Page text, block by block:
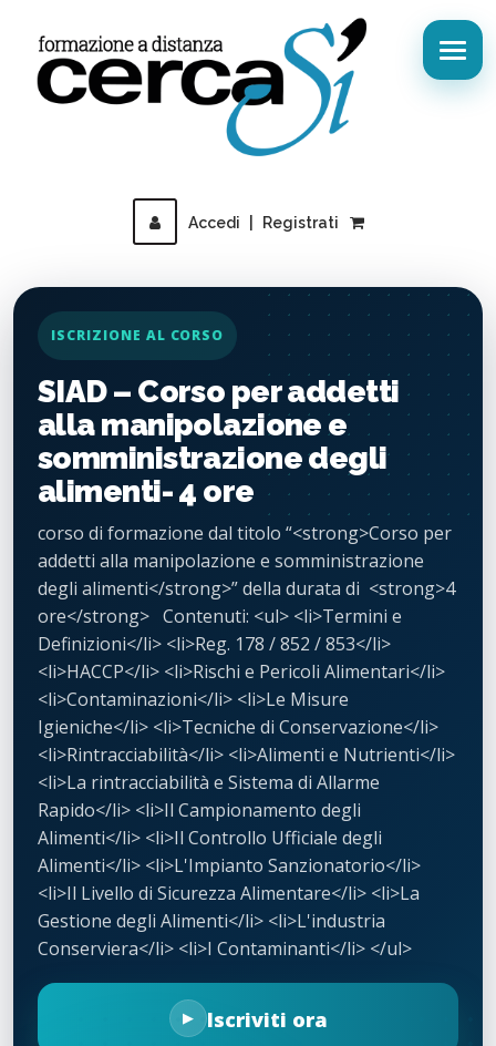
Accedi Registrati
ISCRIZIONE AL CORSO
SIAD – Corso per addetti
alla manipolazione e
somministrazione degli
alimenti- 4 ore
corso di formazione dal titolo “<strong>Corso per
addetti alla manipolazione e somministrazione
degli alimenti</strong>” della durata di <strong>4
ore</strong> Contenuti: <ul> <li>Termini e
Definizioni</li> <li>Reg. 178 / 852 / 853</li>
<li>HACCP</li> <li>Rischi e Pericoli Alimentari</li>
<li>Contaminazioni</li> <li>Le Misure
Igieniche</li> <li>Tecniche di Conservazione</li>
<li>Rintracciabilità</li> <li>Alimenti e Nutrienti</li>
<li>La rintracciabilità e Sistema di Allarme
Rapido</li> <li>Il Campionamento degli
Alimenti</li> <li>Il Controllo Ufficiale degli
Alimenti</li> <li>L'Impianto Sanzionatorio</li>
<li>Il Livello di Sicurezza Alimentare</li> <li>La
Gestione degli Alimenti</li> <li>L'industria
Conserviera</li> <li>I Contaminanti</li> </ul>
Iscriviti ora